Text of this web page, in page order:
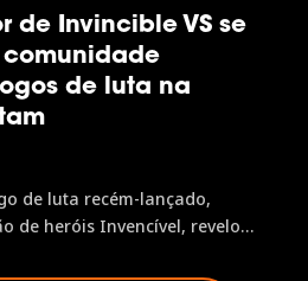
de Invincible VS se
de luta na
de luta recém-lançado,
de heróis Invencível, revelou